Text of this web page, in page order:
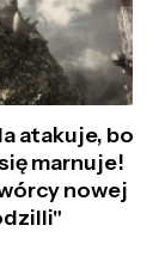
atakuje, bo
marnuje!
nowej